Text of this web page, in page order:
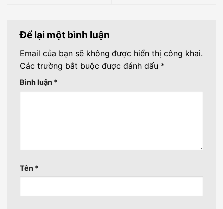
Để lại một bình luận
Email của bạn sẽ không được hiển thị công khai.
Các trường bắt buộc được đánh dấu *
Bình luận *
Tên *